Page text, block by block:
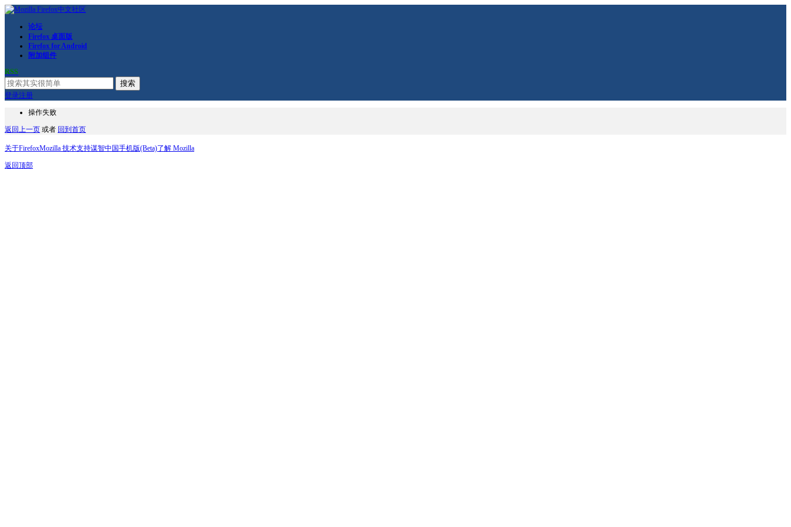
论坛
Firefox 桌面版
Firefox for Android
附加组件
RSS
搜索
登录注册
操作失败
返回上一页 或者 回到首页
关于FirefoxMozilla 技术支持谋智中国手机版(Beta)了解 Mozilla
返回顶部